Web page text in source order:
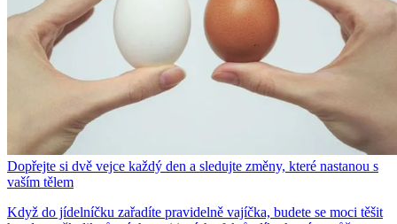
Dopřejte si dvě vejce každý den a sledujte změny, které nastanou s
vaším tělem
Když do jídelníčku zařadíte pravidelně vajíčka, budete se moci těšit